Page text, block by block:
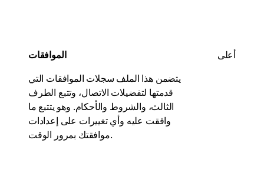
الموافقات
أعلى
يتضمن هذا الملف سجلات الموافقات التي
قدمتها لتفضيلات الاتصال، وتتبع الطرف
الثالث، والشروط والأحكام. وهو يتتبع ما
وافقت عليه وأي تغييرات على إعدادات
موافقتك بمرور الوقت.